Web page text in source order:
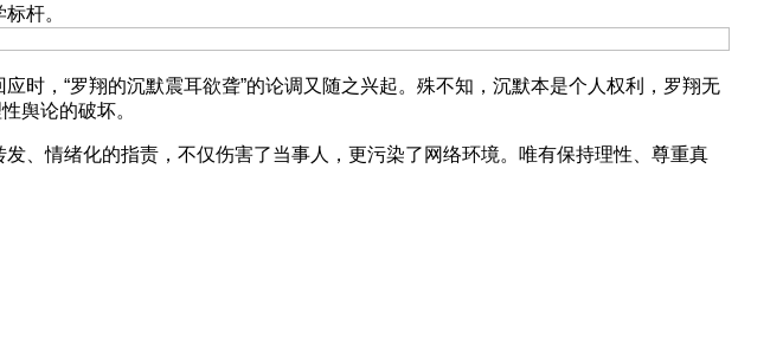
杆。
，“罗翔的沉默震耳欲聋”的论调又随之兴起。殊不知，沉默本是个人权利，罗翔无
舆论的破坏。
情绪化的指责，不仅伤害了当事人，更污染了网络环境。唯有保持理性、尊重真